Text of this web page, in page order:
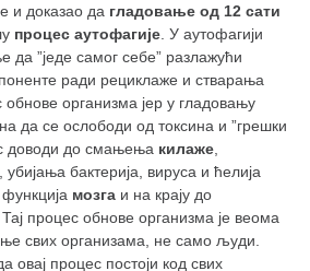
и доказао да гладовање од 12 сати
процес аутофагије . У аутофагији
да ”једе самог себе” разлажући
ради рециклаже и стварања
обнове организма јер у гладовању
да се ослободи од токсина и ”грешки
доводи до смањења килаже
, убијања бактерија, вируса и ћелија
мозга и на крају до
. Тај процес обнове организма је веома
свих организама, не само људи.
овај процес постоји код свих